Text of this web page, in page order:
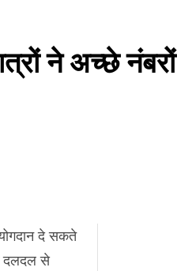
ने अच्छे
दे सकते
दलदल से